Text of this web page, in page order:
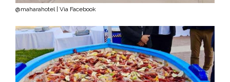
@maharahotel | Via Facebook